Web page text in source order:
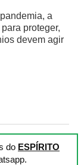
a
proteger,
devem agir
do ESPÍRITO